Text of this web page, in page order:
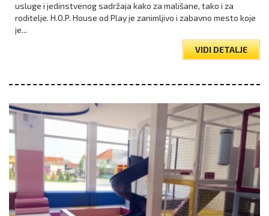
usluge i jedinstvenog sadržaja kako za mališane, tako i za
roditelje. H.O.P. House od Play je zanimljivo i zabavno mesto koje
je...
VIDI DETALJE